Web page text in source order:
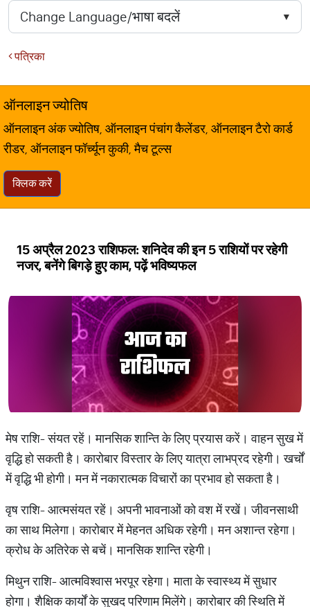
पत्रिका
ऑनलाइन ज्योतिष
ऑनलाइन अंक ज्योतिष, ऑनलाइन पंचांग कैलेंडर, ऑनलाइन टैरो कार्ड
रीडर, ऑनलाइन फॉर्च्यून कुकी, मैच टूल्स
क्लिक करें
15 अप्रैल 2023 राशिफल: शनिदेव की इन 5 राशियों पर रहेगी
नजर, बनेंगे बिगड़े हुए काम, पढ़ें भविष्यफल
मेष राशि- संयत रहें। मानसिक शान्ति‍ के लिए प्रयास करें। वाहन सुख में
वृद्धि हो सकती है। कारोबार विस्तार के लिए यात्रा लाभप्रद रहेगी। खर्चों
में वृद्धि भी होगी। मन में नकारात्मक विचारों का प्रभाव हो सकता है।
वृष राशि- आत्मसंयत रहें। अपनी भावनाओं को वश में रखें। जीवनसाथी
का साथ मिलेगा। कारोबार में मेहनत अधिक रहेगी। मन अशान्त रहेगा।
क्रोध के अतिरेक से बचें। मानसिक शान्ति रहेगी।
मिथुन राशि- आत्मविश्वास भरपूर रहेगा। माता के स्वास्थ्‍य में सुधार
होगा। शैक्षिक कार्यों के सुखद परिणाम मिलेंगे। कारोबार की स्थिति में